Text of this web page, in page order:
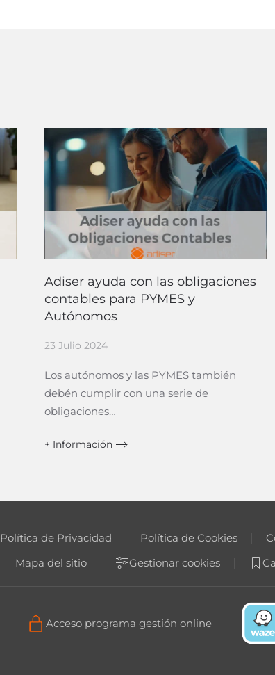
Adiser ayuda con las obligaciones
contables para PYMES y
Autónomos
23 Julio 2024
Los autónomos y las PYMES también
debén cumplir con una serie de
obligaciones…
+ Información
Política de Privacidad Política de Cookies
Mapa del sitio Gestionar cookies
Acceso programa gestión online